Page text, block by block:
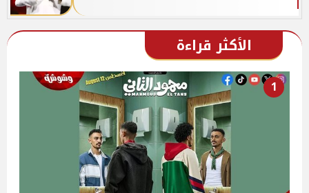
الأكثر قراءة
1